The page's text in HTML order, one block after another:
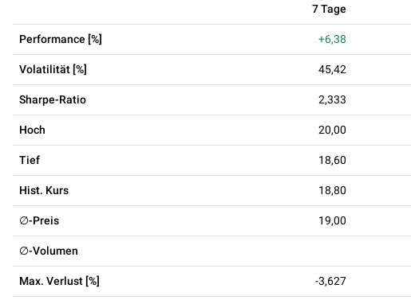
7 Tage
Performance [%] +6,38
Volatilität [%] 45,42
Sharpe-Ratio 2,333
Hoch 20,00
Tief 18,60
Hist. Kurs 18,80
∅-Preis 19,00
∅-Volumen
Max. Verlust [%] -3,627